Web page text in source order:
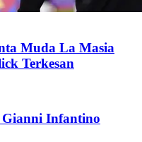
Muda La Masia
Terkesan
Gianni Infantino